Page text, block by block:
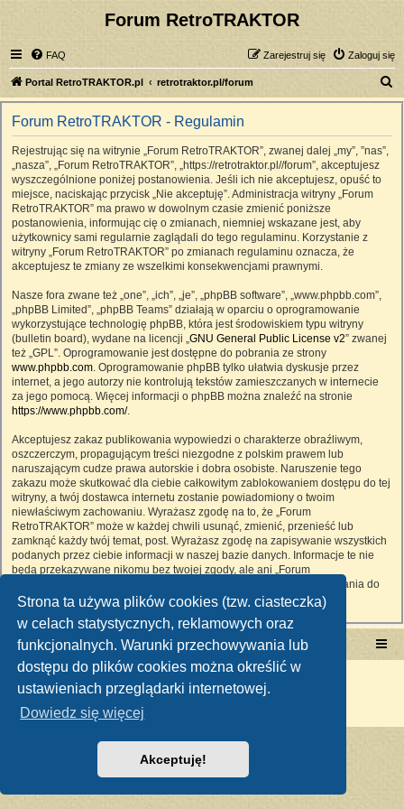
Strona ta używa plików cookies (tzw. ciasteczka)
w celach statystycznych, reklamowych oraz
funkcjonalnych. Warunki przechowywania lub
dostępu do plików cookies można określić w
ustawieniach przeglądarki internetowej.
Dowiedz się więcej
Akceptuję!
Forum RetroTRAKTOR
FAQ Zaloguj się
Zarejestruj się
Portal RetroTRAKTOR.pl retrotraktor.pl/forum
z
Forum RetroTRAKTOR - Regulamin
Rejestrując się na witrynie „Forum RetroTRAKTOR”, zwanej dalej „my”, ”nas”,
„nasza”, „Forum RetroTRAKTOR”, „https://retrotraktor.pl//forum”, akceptujesz
wyszczególnione poniżej postanowienia. Jeśli ich nie akceptujesz, opuść to
miejsce, naciskając przycisk „Nie akceptuję”. Administracja witryny „Forum
RetroTRAKTOR” ma prawo w dowolnym czasie zmienić poniższe
postanowienia, informując cię o zmianach, niemniej wskazane jest, aby
użytkownicy sami regularnie zaglądali do tego regulaminu. Korzystanie z
witryny „Forum RetroTRAKTOR” po zmianach regulaminu oznacza, że
akceptujesz te zmiany ze wszelkimi konsekwencjami prawnymi.
Nasze fora zwane też „one”, „ich”, „je”, „phpBB software”, „www.phpbb.com”,
„phpBB Limited”, „phpBB Teams” działają w oparciu o oprogramowanie
wykorzystujące technologię phpBB, która jest środowiskiem typu witryny
(bulletin board), wydane na licencji „GNU General Public License v2” zwanej
też „GPL”. Oprogramowanie jest dostępne do pobrania ze strony
www.phpbb.com. Oprogramowanie phpBB tylko ułatwia dyskusje przez
internet, a jego autorzy nie kontrolują tekstów zamieszczanych w internecie
za jego pomocą. Więcej informacji o phpBB można znaleźć na stronie
https://www.phpbb.com/.
Akceptujesz zakaz publikowania wypowiedzi o charakterze obraźliwym,
oszczerczym, propagującym treści niezgodne z polskim prawem lub
naruszającym cudze prawa autorskie i dobra osobiste. Naruszenie tego
zakazu może skutkować dla ciebie całkowitym zablokowaniem dostępu do tej
witryny, a twój dostawca internetu zostanie powiadomiony o twoim
niewłaściwym zachowaniu. Wyrażasz zgodę na to, że „Forum
RetroTRAKTOR” może w każdej chwili usunąć, zmienić, przenieść lub
zamknąć każdy twój temat, post. Wyrażasz zgodę na zapisywanie wszystkich
podanych przez ciebie informacji w naszej bazie danych. Informacje te nie
będą przekazywane nikomu bez twojej zgody, ale ani „Forum
RetroTRAKTOR”, ani phpBB nie ponosi odpowiedzialności za włamania do
witryny, podczas których może dojść do kradzieży danych.
Portal RetroTRAKTOR.pl retrotraktor.pl/forum
Technologię dostarcza
Polski pakiet językowy dostarczaphpBB.pl
Zasady ochrony danych osobowych